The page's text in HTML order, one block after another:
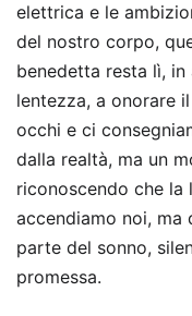
elettrica e le
del nostro corpo,
benedetta resta lì,
lentezza, a onorare
occhi e ci
dalla realtà, ma un
riconoscendo che la
accendiamo noi, ma
parte del sonno,
promessa.